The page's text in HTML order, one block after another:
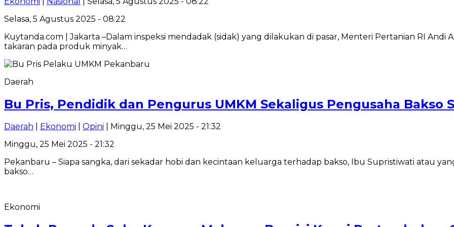
Selasa, 5 Agustus 2025 - 08:22
Kuytanda.com | Jakarta –Dalam inspeksi mendadak (sidak) yang dilakukan di pasar, Menteri Pertanian RI
takaran pada produk minyak…
Daerah
Bu Pris, Pendidik dan Pengurus UMKM Sekaligus Pengusaha Bakso
Daerah Ekonomi Opini | Minggu, 25 Mei 2025 - 21:32
Minggu, 25 Mei 2025 - 21:32
Pekanbaru – Siapa sangka, dari sekadar hobi dan kecintaan keluarga terhadap bakso, Ibu Supristiwati atau
bakso…
Ekonomi